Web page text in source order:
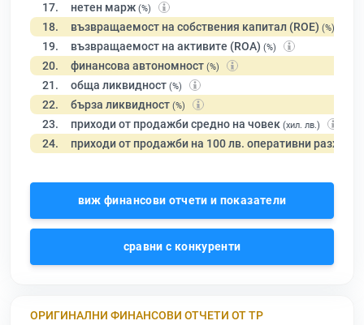
17. нетен марж (%)
18. възвращаемост на собствения капитал (ROE) (%)
19. възвращаемост на активите (ROA) (%)
20. финансова автономност (%)
21. обща ликвидност (%)
22. бърза ликвидност (%)
23. приходи от продажби средно на човек (хил. лв.)
24. приходи от продажби на 100 лв. оперативни разходи
виж финансови отчети и показатели
сравни с конкуренти
ОРИГИНАЛНИ ФИНАНСОВИ ОТЧЕТИ ОТ ТР